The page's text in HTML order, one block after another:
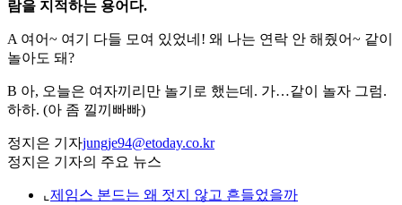
람을 지적하는 용어다.
A 여어~ 여기 다들 모여 있었네! 왜 나는 연락 안 해줬어~ 같이
놀아도 돼?
B 아, 오늘은 여자끼리만 놀기로 했는데. 가…같이 놀자 그럼.
하하. (아 좀 낄끼빠빠)
정지은 기자jungje94@etoday.co.kr
정지은 기자의 주요 뉴스
⌞ 제임스 본드는 왜 젓지 않고 흔들었을까